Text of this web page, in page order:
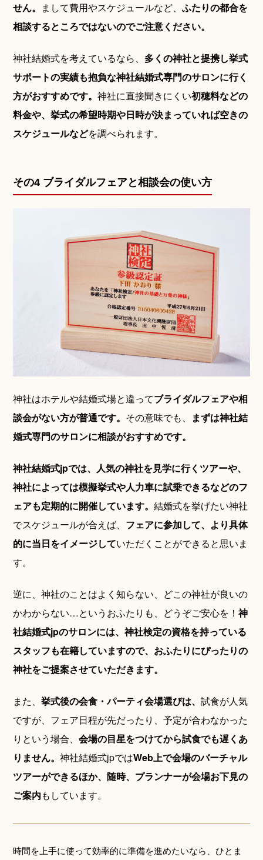
せん。 まして費用やスケジュールなど、ふたりの都合を
相談するところではないのでご注意ください。
神社結婚式を考えているなら、 多くの神社と提携し挙式
サポートの実績も抱負な神社結婚式専門のサロンに行く
方がおすすめです。神社に直接聞きにくい初穂料などの
料金や、挙式の希望時期や日時が決まっていれば空きの
スケジュールなどを調べられます。
その4 ブライダルフェアと相談会の使い方
神社はホテルや結婚式場と違ってブライダルフェアや相
談会がない方が普通です。 その意味でも、
まずは神社結
婚式専門のサロンに相談がおすすめです。
神社結婚式jpでは、人気の神社を見学に行くツアーや、
神社によっては模擬挙式や人力車に試乗できるなどのフ
ェアも定期的に開催しています。結婚式を挙げたい神社
でスケジュールが合えば、 フェアに参加して、より具体
的に当日をイメージしていただくことができると思いま
す。
逆に、神社のことはよく知らない、どこの神社が良いの
かわからない…というおふたりも、どうぞご安心を！神
社結婚式jpのサロンには、神社検定の資格を持っている
スタッフも在籍していますので、おふたりにぴったりの
神社をご提案させていただきます。
また、挙式後の会食・パーティ会場選びは、試食が人気
ですが、フェア日程が先だったり、予定が合わなかった
りという場合、会場の目星をつけてから試食でも遅くあ
りません。神社結婚式jpではWeb上で会場のバーチャル
ツアーができるほか、随時、プランナーが会場お下見の
ご案内もしています。
時間を上手に使って効率的に準備を進めたいなら、ひとま